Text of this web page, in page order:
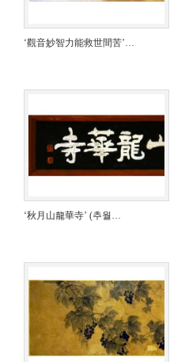
‘觀音妙智力能救世間苦’…
‘秋月山龍華寺’ (추월…